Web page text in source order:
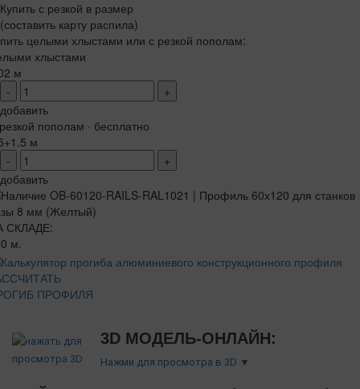
Купить с резкой в размер
(составить карту распила)
целыми хлыстами или с резкой пополам:
хлыстами
м
-
+
добавить
пополам · бесплатно
м
-
+
добавить
СКЛАДЕ:
м.
ПРОФИЛЯ
3D МОДЕЛЬ-ОНЛАЙН:
Нажми для просмотра в 3D ▼